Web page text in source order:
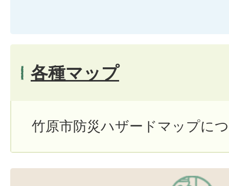
各種マップ
竹原市防災ハザードマップに